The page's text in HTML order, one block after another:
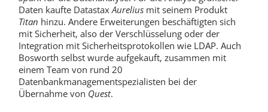
Daten kaufte DatastaxAureliusmit seinem Produkt
Titan hinzu. Andere Erweiterungen beschäftigten sich
mit Sicherheit, also der Verschlüsselung oder der
Integration mit Sicherheitsprotokollen wie LDAP. Auch
Bosworth selbst wurde aufgekauft, zusammen mit
einem Team von rund 20
Datenbankmanagementspezialisten bei der
Übernahme von Quest.